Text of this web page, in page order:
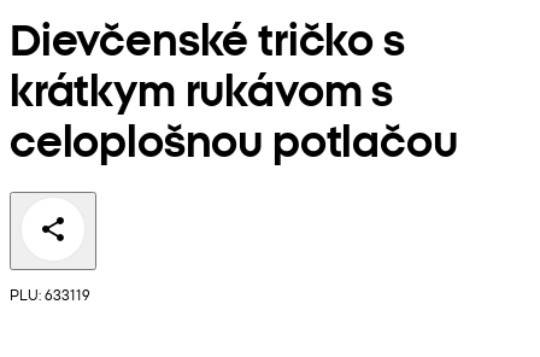
Dievčenské tričko s
krátkym rukávom s
celoplošnou potlačou
PLU: 633119